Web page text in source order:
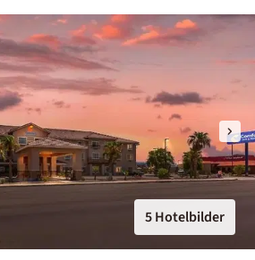
5 Hotelbilder